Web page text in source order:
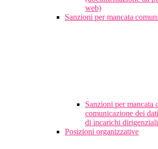
web)
Sanzioni per mancata
Sanzioni per mancata
comunicazione dei
di incarichi dirigenziali
Posizioni organizzative